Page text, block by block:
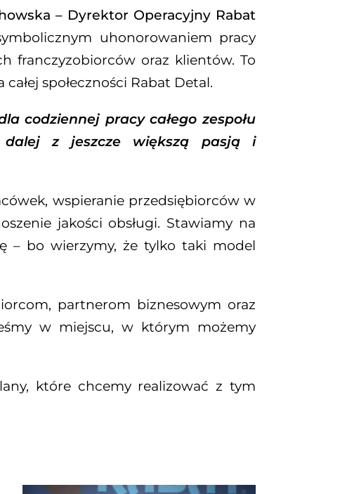
– Dyrektor Operacyjny Rabat
uhonorowaniem pracy
franczyzobiorców oraz klientów. To
społeczności Rabat Detal.
codziennej pracy całego zespołu
z jeszcze większą pasją i
wspieranie przedsiębiorców w
jakości obsługi. Stawiamy na
– bo wierzymy, że tylko taki model
partnerom biznesowym oraz
w miejscu, w którym możemy
które chcemy realizować z tym